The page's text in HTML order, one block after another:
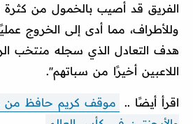
الفريق قد أصيب بالخمول من كثرة
وللأطراف، مما أدى إلى الخروج
هدف التعادل الذي سجله منتخب
اللاعبين أخيرًا من سباتهم''.
اقرأ أيضًا ..
موقف كريم حافظ من